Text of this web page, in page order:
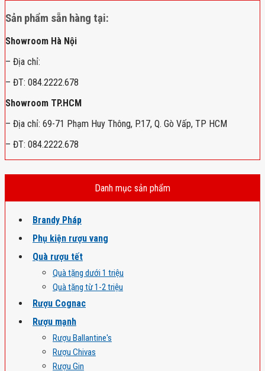
Sản phẩm sẵn hàng tại:
Showroom Hà Nội
– Địa chỉ:
– ĐT: 084.2222.678
Showroom TP.HCM
– Địa chỉ: 69-71 Phạm Huy Thông, P.17, Q. Gò Vấp, TP HCM
– ĐT: 084.2222.678
Danh mục sản phẩm
Brandy Pháp
Phụ kiện rượu vang
Quà rượu tết
Quà tặng dưới 1 triệu
Quà tặng từ 1-2 triệu
Rượu Cognac
Rượu mạnh
Rượu Ballantine's
Rượu Chivas
Rượu Gin